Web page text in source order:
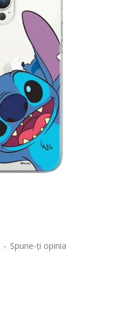
- Spune-ţi opinia